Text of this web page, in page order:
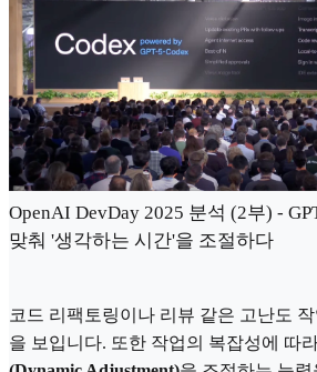
OpenAI DevDay 2025 분석 (2부) -
맞춰 '생각하는 시간'을 조절하다
코드 리팩토링이나 리뷰 같은 고난도
을 보입니다. 또한 작업의 복잡성에 따